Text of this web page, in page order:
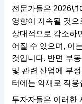
전문가들은 2026년
영향이 지속될 것으
상대적으로 감소하
어질 수 있으며, 이
것입니다. 반면 부
및 관련 산업에 부
터에는 악재로 작용
투자자들은 이러한